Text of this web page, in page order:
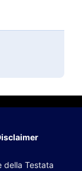
della Testata